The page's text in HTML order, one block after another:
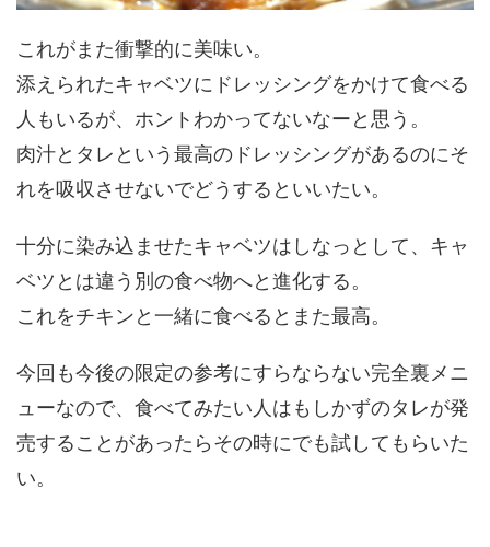
これがまた衝撃的に美味い。
添えられたキャベツにドレッシングをかけて食べる
人もいるが、ホントわかってないなーと思う。
肉汁とタレという最高のドレッシングがあるのにそ
れを吸収させないでどうするといいたい。
十分に染み込ませたキャベツはしなっとして、キャ
ベツとは違う別の食べ物へと進化する。
これをチキンと一緒に食べるとまた最高。
今回も今後の限定の参考にすらならない完全裏メニ
ューなので、食べてみたい人はもしかずのタレが発
売することがあったらその時にでも試してもらいた
い。